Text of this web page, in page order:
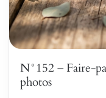
N°152 – Faire-
photos